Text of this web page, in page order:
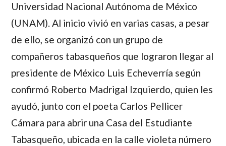
Universidad Nacional Autónoma de México
(UNAM). Al inicio vivió en varias casas, a pesar
de ello, se organizó con un grupo de
compañeros tabasqueños que lograron llegar al
presidente de México Luis Echeverría según
confirmó Roberto Madrigal Izquierdo, quien les
ayudó, junto con el poeta Carlos Pellicer
Cámara para abrir una Casa del Estudiante
Tabasqueño, ubicada en la calle violeta número